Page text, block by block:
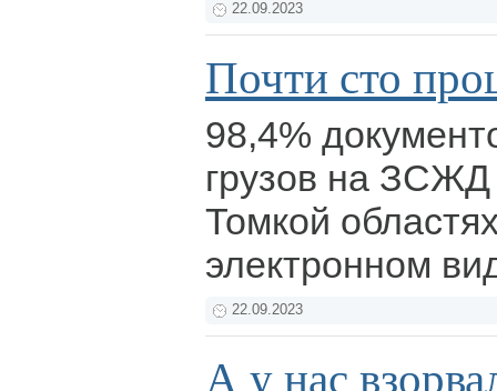
22.09.2023
Почти сто
98,4%
грузов на
Томкой
электронном
22.09.2023
А у нас